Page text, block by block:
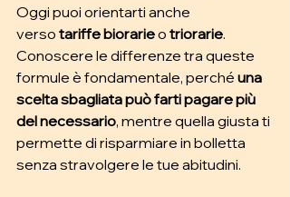
Oggi puoi orientarti anche
verso tariffe biorarie o triorarie.
Conoscere le differenze tra queste
formule è fondamentale, perché una
scelta sbagliata può farti pagare più
del necessario, mentre quella giusta ti
permette di risparmiare in bolletta
senza stravolgere le tue abitudini.